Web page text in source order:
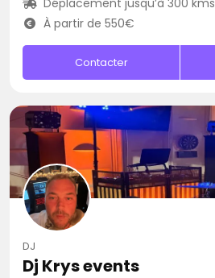
Déplacement jusqu’à 300 kms
À partir de 550€
Contacter
DJ
Dj Krys events